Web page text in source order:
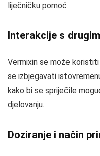
liječničku pomoć.
Interakcije s
Vermixin se može
se izbjegavati
kako bi se spriječile
djelovanju.
Doziranje i način